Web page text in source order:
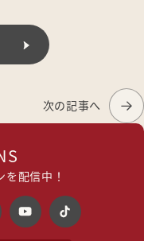
次の記事へ
配信中！